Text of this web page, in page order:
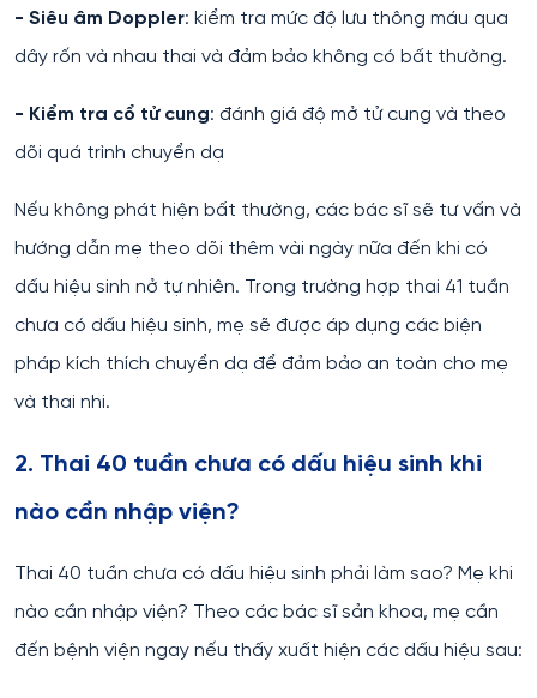
- Siêu âm Doppler: kiểm tra mức độ lưu thông máu qua
dây rốn và nhau thai và đảm bảo không có bất thường.
- Kiểm tra cổ tử cung: đánh giá độ mở tử cung và theo
dõi quá trình chuyển dạ
Nếu không phát hiện bất thường, các bác sĩ sẽ tư vấn và
hướng dẫn mẹ theo dõi thêm vài ngày nữa đến khi có
dấu hiệu sinh nở tự nhiên. Trong trường hợp thai 41 tuần
chưa có dấu hiệu sinh, mẹ sẽ được áp dụng các biện
pháp kích thích chuyển dạ để đảm bảo an toàn cho mẹ
và thai nhi.
2. Thai 40 tuần chưa có dấu hiệu sinh khi
nào cần nhập viện?
Thai 40 tuần chưa có dấu hiệu sinh phải làm sao? Mẹ khi
nào cần nhập viện? Theo các bác sĩ sản khoa, mẹ cần
đến bệnh viện ngay nếu thấy xuất hiện các dấu hiệu sau: